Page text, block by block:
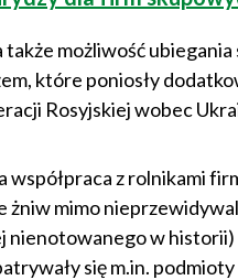
możliwość
które poniosły
Rosyjskiej wobec
z rolnikami
mimo
nienotowanego w
się m.in.